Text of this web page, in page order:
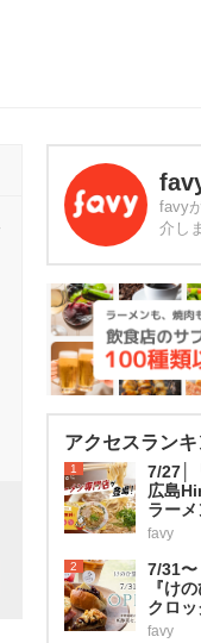
favy
介し
アクセスラン
1
7/27│
広島
ラー
favy
2
7/31〜
『け
クロ
favy